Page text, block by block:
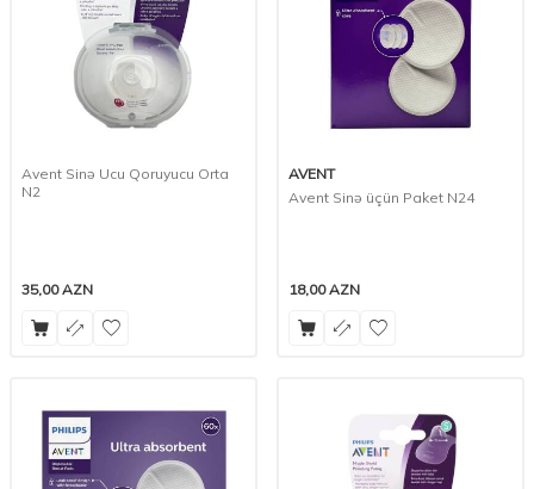
Avent Sinə Ucu Qoruyucu Orta
N2
35,00AZN
AVENT
Avent Sinə üçün Paket N24
18,00AZN